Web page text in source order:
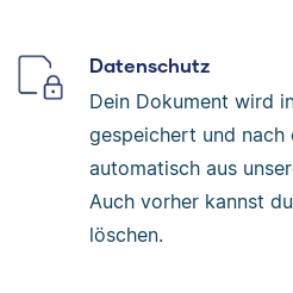
Datenschutz
Dein Dokument wird
gespeichert und nach
automatisch aus
Auch vorher kannst
löschen.